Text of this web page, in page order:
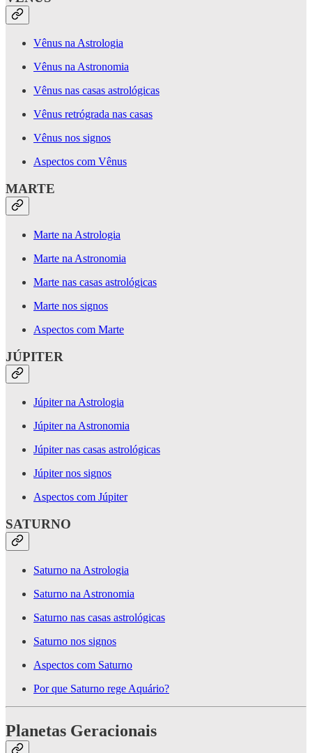
Vênus na Astrologia
Vênus na Astronomia
Vênus nas casas astrológicas
Vênus retrógrada nas casas
Vênus nos signos
Aspectos com Vênus
MARTE
Marte na Astrologia
Marte na Astronomia
Marte nas casas astrológicas
Marte nos signos
Aspectos com Marte
JÚPITER
Júpiter na Astrologia
Júpiter na Astronomia
Júpiter nas casas astrológicas
Júpiter nos signos
Aspectos com Júpiter
SATURNO
Saturno na Astrologia
Saturno na Astronomia
Saturno nas casas astrológicas
Saturno nos signos
Aspectos com Saturno
Por que Saturno rege Aquário?
Planetas Geracionais